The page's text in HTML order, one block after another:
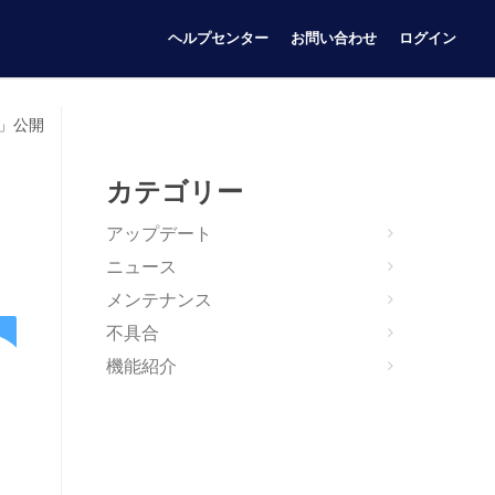
ヘルプセンター お問い合わせ ログイン
公開
カテゴリー
アップデート
ニュース
メンテナンス
不具合
機能紹介